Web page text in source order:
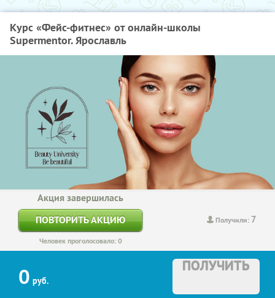
Курс «Фейс-фитнес» от онлайн-школы
Supermentor. Ярославль
Получили: 7
Акция завершилась
ПОВТОРИТЬ АКЦИЮ
Человек проголосовало: 0
0 руб.
ПОЛУЧИТЬ